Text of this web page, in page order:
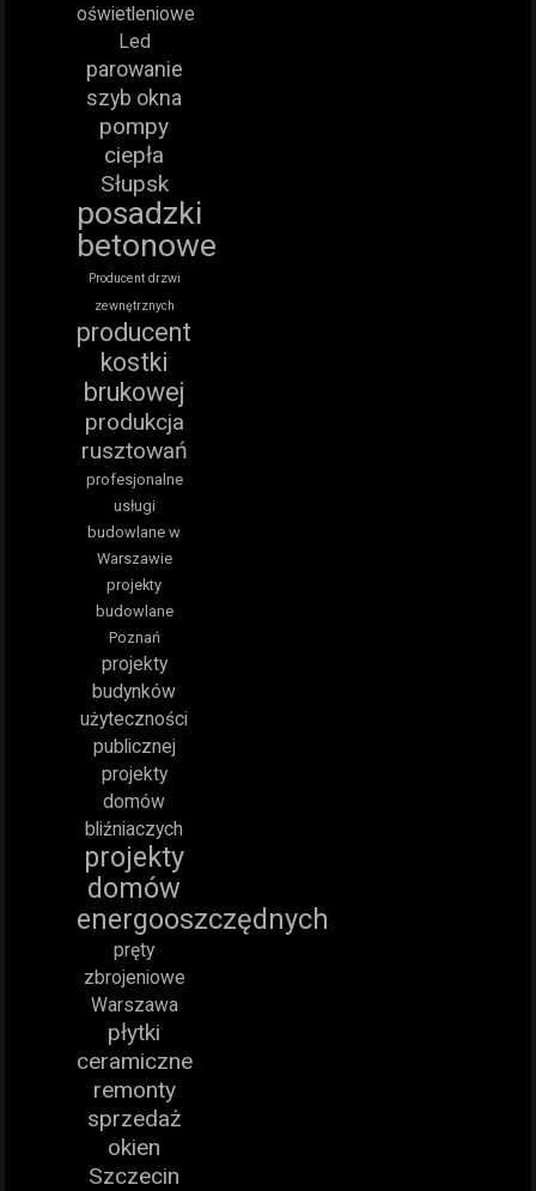
oświetleniowe
Led
parowanie
szyb okna
pompy
ciepła
Słupsk
posadzki
betonowe
Producent drzwi
zewnętrznych
producent
kostki
brukowej
produkcja
rusztowań
profesjonalne
usługi
budowlane w
Warszawie
projekty
budowlane
Poznań
projekty
budynków
użyteczności
publicznej
projekty
domów
bliźniaczych
projekty
domów
energooszczędnych
pręty
zbrojeniowe
Warszawa
płytki
ceramiczne
remonty
sprzedaż
okien
Szczecin